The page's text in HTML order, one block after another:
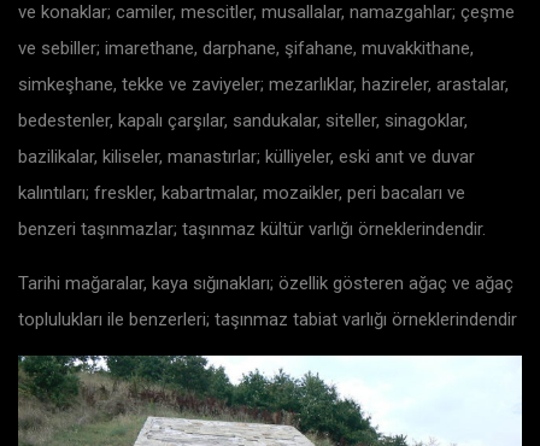
ve konaklar; camiler, mescitler, musallalar, namazgahlar; çeşme
ve sebiller; imarethane, darphane, şifahane, muvakkithane,
simkeşhane, tekke ve zaviyeler; mezarlıklar, hazireler, arastalar,
bedestenler, kapalı çarşılar, sandukalar, siteller, sinagoklar,
bazilikalar, kiliseler, manastırlar; külliyeler, eski anıt ve duvar
kalıntıları; freskler, kabartmalar, mozaikler, peri bacaları ve
benzeri taşınmazlar; taşınmaz kültür varlığı örneklerindendir.
Tarihi mağaralar, kaya sığınakları; özellik gösteren ağaç ve ağaç
toplulukları ile benzerleri; taşınmaz tabiat varlığı örneklerindendir